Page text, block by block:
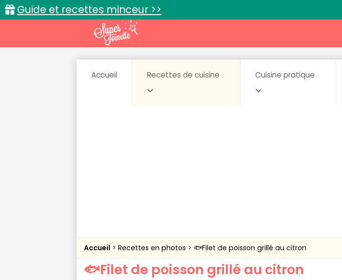
Guide et recettes minceur >>
Accueil Recettes de cuisine Cuisine pratique
Accueil Recettes en photos 🐟Filet de poisson grillé au citron
🐟Filet de poisson grillé au citron